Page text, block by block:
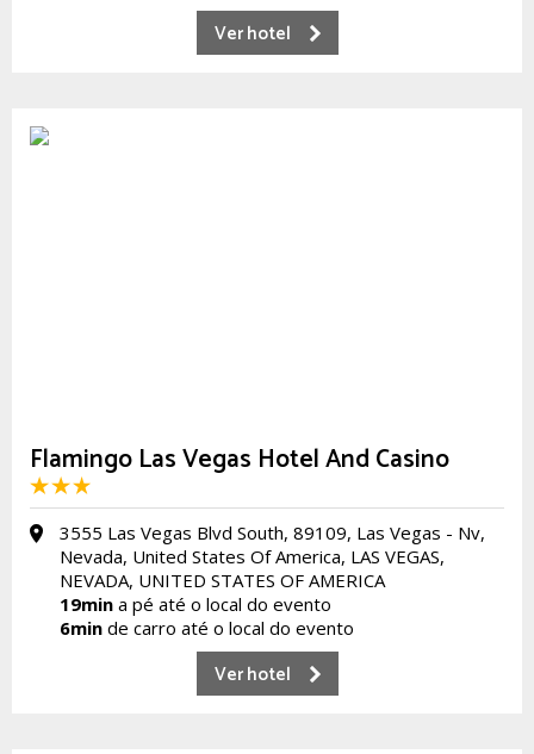
Ver hotel
Flamingo Las Vegas Hotel And Casino
3555 Las Vegas Blvd South, 89109, Las Vegas - Nv,
Nevada, United States Of America, LAS VEGAS,
NEVADA, UNITED STATES OF AMERICA
19min a pé até o local do evento
6min de carro até o local do evento
Ver hotel